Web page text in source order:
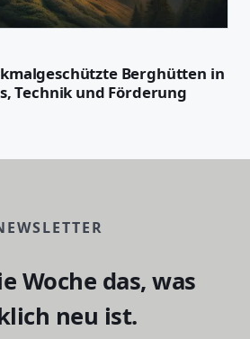
Berghütten in
Technik und Förderung
Woche das, was
neu ist.